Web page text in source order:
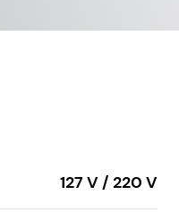
127 V / 220 V